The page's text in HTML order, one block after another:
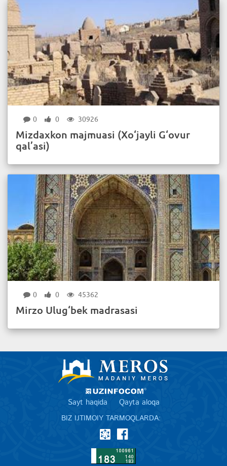
0 0 30926
Mizdaxkon majmuasi (Xo‘jayli G‘ovur
qal’asi)
0 0 45362
Mirzo Ulug‘bek madrasasi
Sayt haqida Qayta aloqa
BIZ IJTIMOIY TARMOQLARDA: